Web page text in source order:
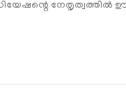
നേതൃത്വത്തില്‍